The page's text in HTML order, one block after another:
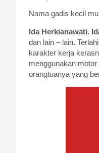
Nama gadis kecil
Ida Herkianawati.
dan lain – lain.
karakter kerja
menggunakan
orangtuanya yang